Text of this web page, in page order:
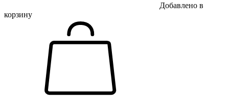
Добавлено в
корзину